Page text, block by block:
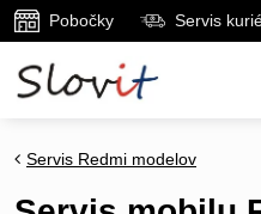
Pobočky Servis
Servis Redmi modelov